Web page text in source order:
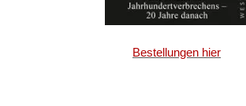
Bestellungen hier